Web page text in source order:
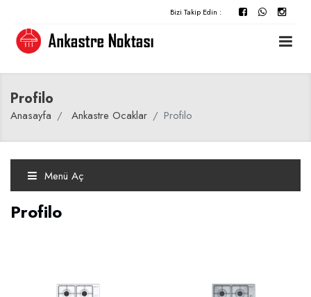
Bizi Takip Edin :
Profilo
Anasayfa Ankastre Ocaklar Profilo
Menü Aç
Profilo